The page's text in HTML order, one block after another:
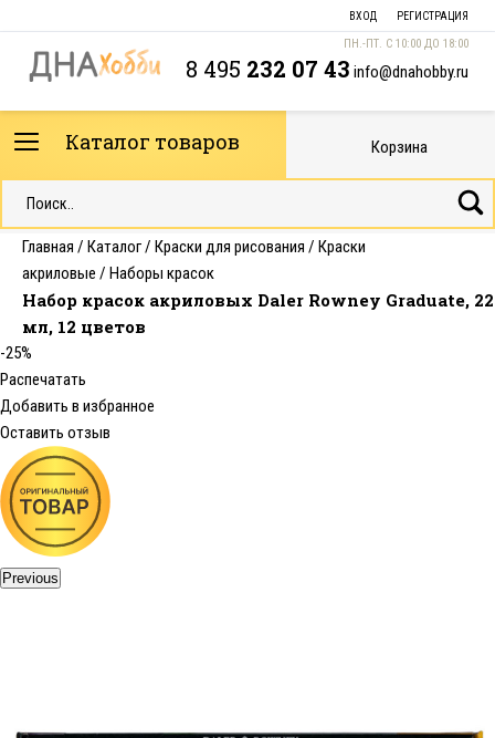
ВХОД РЕГИСТРАЦИЯ
ПН.-ПТ. С 10:00 ДО 18:00
8 495 232 07 43 info@dnahobby.ru
Каталог товаров Корзина
Главная / Каталог/ Краски для рисования / Краски
акриловые / Наборы красок
Набор красок акриловых Daler Rowney Graduate, 22
мл, 12 цветов
-25%
Распечатать
Добавить в избранное
Оставить отзыв
Previous